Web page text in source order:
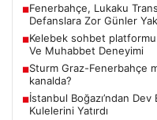
■Fenerbahçe, Lukaku
Defanslara Zor Günler
■Kelebek sohbet
Ve Muhabbet Deneyimi
■Sturm Graz-Fenerbahçe
kanalda?
■İstanbul Boğazı’ndan
Kulelerini Yatırdı